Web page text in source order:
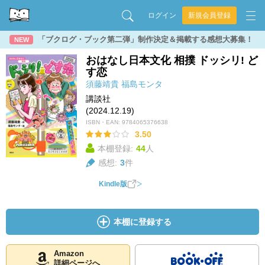
ログイン 新規会員登録
NEW 「ブクログ・ブック第二弾」制作決定＆掲載する感想大募集！
おはなし日本文化 相撲 ドッシリ! ど
す恋
須藤靖貴 福島モンタ
講談社
(2024.12.19)
ISBN・EAN: 9784065376638
3.50
本棚登録: 44人
感想: 3件
Kindle版
本棚に登録する
Amazon
詳細ページへ